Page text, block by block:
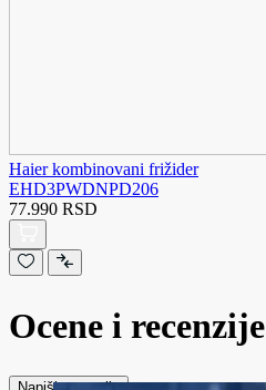
Haier kombinovani frižider
EHD3PWDNPD206
77.990 RSD
Ocene i recenzije